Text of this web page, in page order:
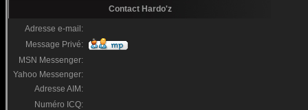
Contact Hardo'z
Adresse e-mail:
Message Privé:
MSN Messenger:
Yahoo Messenger:
Adresse AIM:
Numéro ICQ: